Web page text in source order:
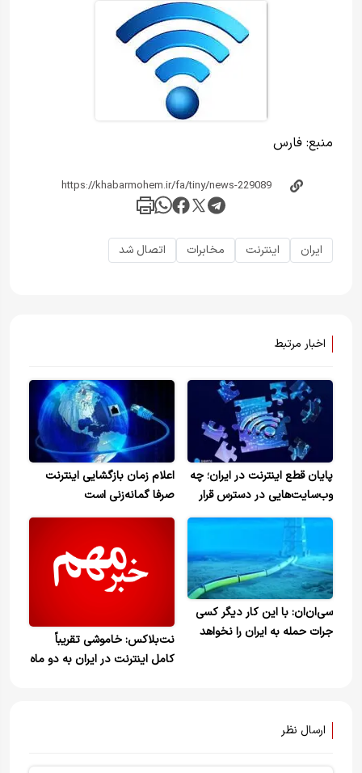
منبع: فارس
ایران اینترنت مخابرات اتصال شد
اخبار مرتبط
پایان قطع اینترنت در ایران؛ چه
‌وب‌سایت‌هایی در دسترس قرار
گرفته‌اند؟
اعلام زمان بازگشایی اینترنت
صرفا گمانه‌زنی است
سی‌ان‌ان: با این کار دیگر کسی
جرات حمله به ایران را نخواهد
نت‌بلاکس: خاموشی تقریباً
کامل اینترنت در ایران به دو ماه
ارسال نظر